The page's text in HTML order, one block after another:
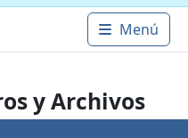
Main
Menú
y Archivos